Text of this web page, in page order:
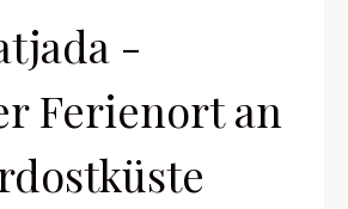
-
Ferienort an